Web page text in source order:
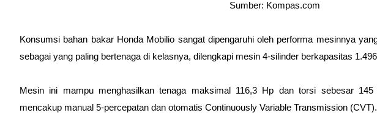
Sumber: Kompas.com
Konsumsi bahan bakar Honda Mobilio sangat dipengaruhi oleh performa mesinnya
sebagai yang paling bertenaga di kelasnya, dilengkapi mesin 4-silinder berkapasitas
Mesin ini mampu menghasilkan tenaga maksimal 116,3 Hp dan torsi sebesar
mencakup manual 5-percepatan dan otomatis Continuously Variable Transmission (CVT).